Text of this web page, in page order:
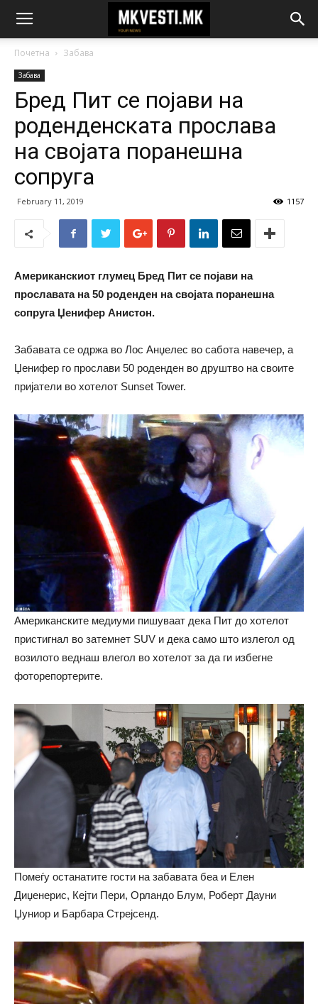
Почетна Забава
Забава
Бред Пит се појави на
роденденската прослава
на својата поранешна
сопруга
February 11, 2019 1157
Американскиот глумец Бред Пит се појави на
прославата на 50 роденден на својата поранешна
сопруга Џенифер Анистон.
Забавата се одржа во Лос Анџелес во сабота навечер, а
Џенифер го прослави 50 роденден во друштво на своите
пријатели во хотелот Sunset Tower.
Американските медиуми пишуваат дека Пит до хотелот
пристигнал во затемнет SUV и дека само што излегол од
возилото веднаш влегол во хотелот за да ги избегне
фоторепортерите.
Помеѓу останатите гости на забавата беа и Елен
Диџенерис, Кејти Пери, Орландо Блум, Роберт Дауни
Џуниор и Барбара Стрејсенд.